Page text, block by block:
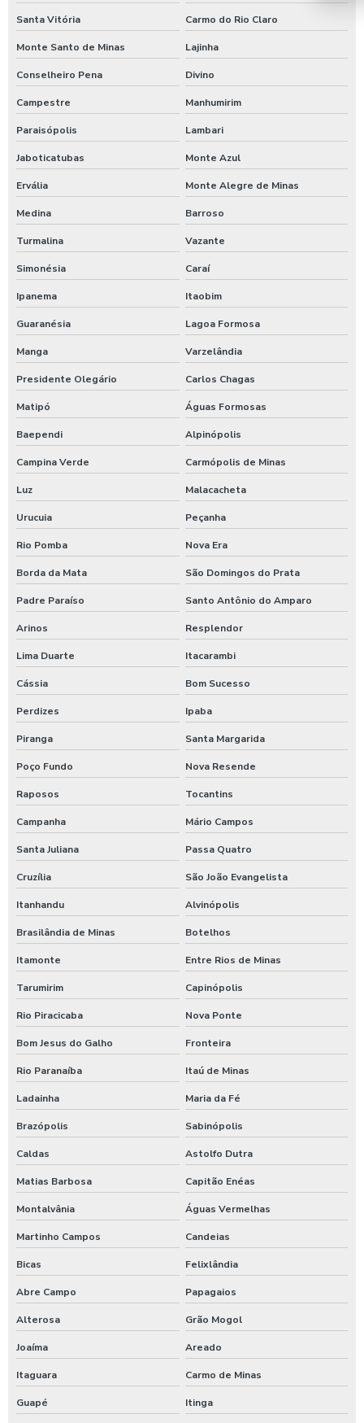
Tarifador para calibrador com pix
Temporizador de banho com pix
Temporizador de chuveiro com ficha
Temporizador de chuveiros
Temporizador para chuveiros pagamento pix
Timer de chuveiro com pix
Timer para ducha de praia
Valor para higienização automotiva
Santa Vitória Carmo do Rio Claro
Monte Santo de Minas Lajinha
Conselheiro Pena Divino
Campestre Manhumirim
Paraisópolis Lambari
Jaboticatubas Monte Azul
Ervália Monte Alegre de Minas
Medina Barroso
Turmalina Vazante
Simonésia Caraí
Ipanema Itaobim
Guaranésia Lagoa Formosa
Manga Varzelândia
Presidente Olegário Carlos Chagas
Matipó Águas Formosas
Baependi Alpinópolis
Campina Verde Carmópolis de Minas
Luz Malacacheta
Urucuia Peçanha
Rio Pomba Nova Era
Borda da Mata São Domingos do Prata
Padre Paraíso Santo Antônio do Amparo
Arinos Resplendor
Lima Duarte Itacarambi
Cássia Bom Sucesso
Perdizes Ipaba
Piranga Santa Margarida
Poço Fundo Nova Resende
Raposos Tocantins
Campanha Mário Campos
Santa Juliana Passa Quatro
Cruzília São João Evangelista
Itanhandu Alvinópolis
Brasilândia de Minas Botelhos
Itamonte Entre Rios de Minas
Tarumirim Capinópolis
Rio Piracicaba Nova Ponte
Bom Jesus do Galho Fronteira
Rio Paranaíba Itaú de Minas
Ladainha Maria da Fé
Brazópolis Sabinópolis
Caldas Astolfo Dutra
Matias Barbosa Capitão Enéas
Montalvânia Águas Vermelhas
Martinho Campos Candeias
Bicas Felixlândia
Abre Campo Papagaios
Alterosa Grão Mogol
Joaíma Areado
Itaguara Carmo de Minas
Guapé Itinga